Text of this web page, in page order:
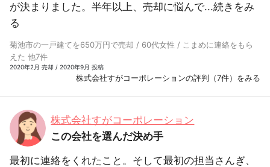
が決まりました。半年以上、売却に悩んで...続きをみ
る
菊池市の一戸建てを650万円で売却 / 60代女性 / こまめに連絡をもら
えた 他7件
2020年2月 売却 / 2020年9月 投稿
株式会社すがコーポレーションの評判（7件）をみる
株式会社すがコーポレーション
この会社を選んだ決め手
最初に連絡をくれたこと。そして最初の担当さんぎ、